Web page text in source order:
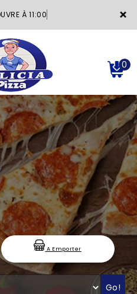
×
À 11:00
0
A Emporter
Go!